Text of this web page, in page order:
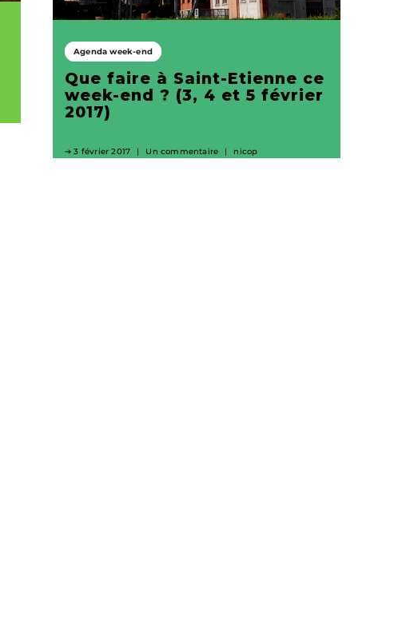
Agenda week-end
Que faire à Saint-Etienne ce
week-end ? (3, 4 et 5 février
2017)
3 février 2017 Un commentaire nicop